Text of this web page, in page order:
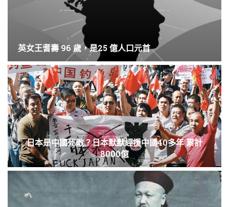
英女王耆壽 96 歲，是25 億人口元首
日本是中國死敵？日本默默經援中國40多年 累計
8000億